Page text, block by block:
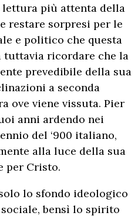
lettura più attenta della
restare sorpresi per le
e politico che questa
tuttavia ricordare che la
prevedibile della sua
a seconda
ove viene vissuta. Pier
anni ardendo nei
del ‘900 italiano,
alla luce della sua
per Cristo.
lo sfondo ideologico
bensì lo spirito